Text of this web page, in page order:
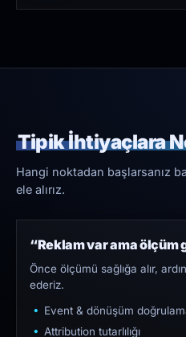
Tipik İhtiyaçlara
Hangi noktadan başlarsanız
ele alırız.
“Reklam var ama ölçüm
Önce ölçümü sağlığa alır,
ederiz.
Event & dönüşüm
Attribution tutarlılığı